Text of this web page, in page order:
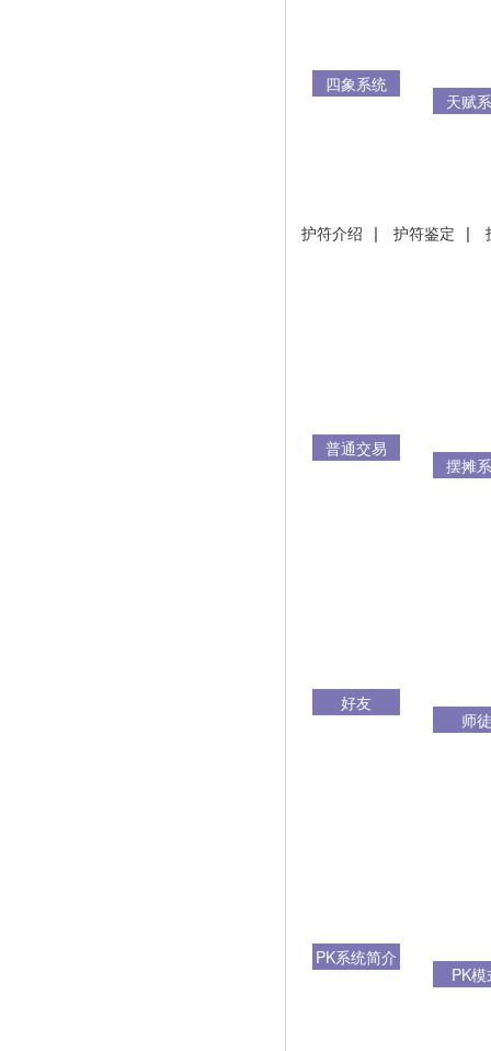
四象系统
天赋
护符介绍 | 护符鉴定 |
普通交易
摆摊
好友
师徒
PK系统简介
PK模